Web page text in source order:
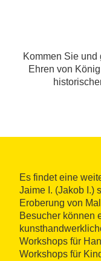
Kommen Sie
Ehren von
Es findet eine
Jaime I. (Jakob I.)
Eroberung von
Besucher können
Workshops für
Workshops für